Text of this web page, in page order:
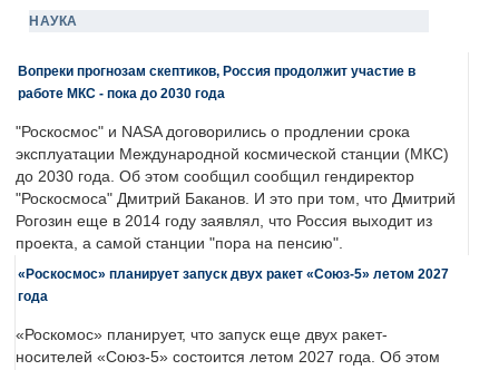
НАУКА
Вопреки прогнозам скептиков, Россия продолжит участие в
работе МКС - пока до 2030 года
"Роскосмос" и NASA договорились о продлении срока
эксплуатации Международной космической станции (МКС)
до 2030 года. Об этом сообщил сообщил гендиректор
"Роскосмоса" Дмитрий Баканов. И это при том, что Дмитрий
Рогозин еще в 2014 году заявлял, что Россия выходит из
проекта, а самой станции "пора на пенсию".
«Роскосмос» планирует запуск двух ракет «Союз-5» летом 2027
года
«Роскомос» планирует, что запуск еще двух ракет-
носителей «Союз-5» состоится летом 2027 года. Об этом